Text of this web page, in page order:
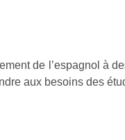
de l’espagnol à
aux besoins des